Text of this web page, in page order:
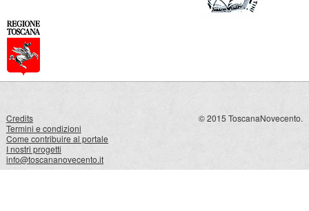
Credits
Termini e condizioni
Come contribuire al portale
I nostri progetti
info@toscananovecento.it
© 2015 ToscanaNovecento.